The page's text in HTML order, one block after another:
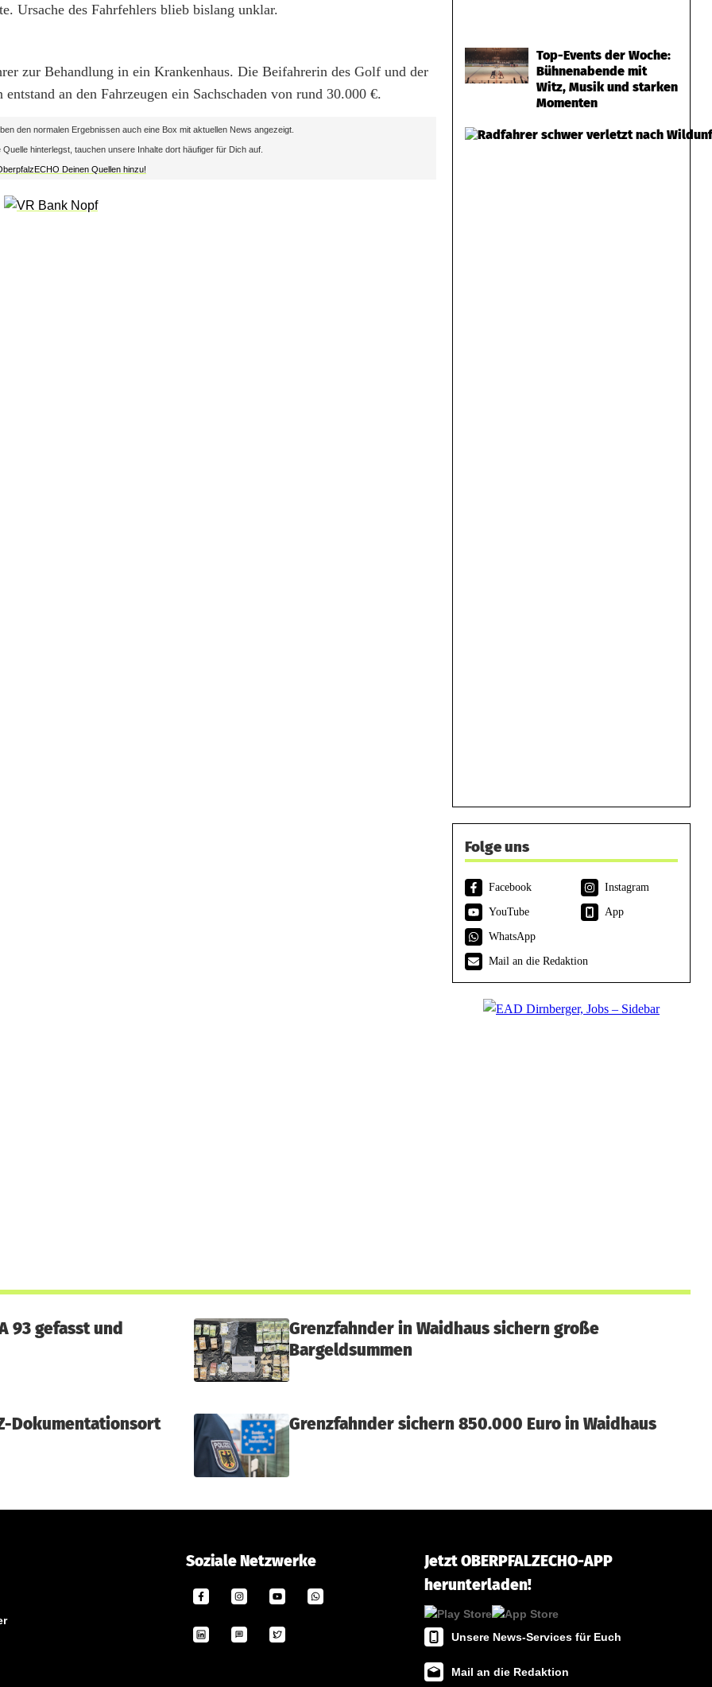
Ursache des Fahrfehlers blieb bislang unklar.
zur Behandlung in ein Krankenhaus. Die Beifahrerin des Golf und der
an den Fahrzeugen ein Sachschaden von rund 30.000 €.
den normalen Ergebnissen auch eine Box mit aktuellen News angezeigt.
hinterlegst, tauchen unsere Inhalte dort häufiger für Dich auf.
Deinen Quellen hinzu!
Top-Events der Woche:
Bühnenabende mit
Witz, Musik und starken
Momenten
Folge uns
Facebook
Instagram
YouTube
App
WhatsApp
Mail an die Redaktion
93 gefasst und
Grenzfahnder in Waidhaus sichern große
Bargeldsummen
Dokumentationsort
Grenzfahnder sichern 850.000 Euro in Waidhaus
Soziale Netzwerke
Jetzt OBERPFALZECHO-APP
herunterladen!
Unsere News-Services für Euch
Mail an die Redaktion